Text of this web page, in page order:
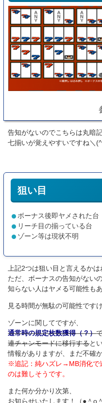
告知がないのでこちらは丸暗
七揃いが覚えやすいですね＼
狙い目
ボーナス後即ヤメされた台
リーチ目の揃っている台
ゾーン等は現状不明
上記2つは狙い目と言えるかは
ただ、ボーナスの告知がないの
知らない人はヤメる可能性も
見る時間が無駄の可能性です
ゾーンに関してですが、
通常時の規定枚数獲得（？）
連チャンモードに移行すると
情報がありますが、まだ不確か
※追記：純ハズレ→MB消化で
のは難しそうです。
また何か分かり次第、
お知らせいたします！（●＾o